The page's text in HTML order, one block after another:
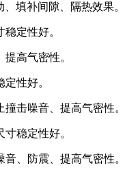
填补间隙、隔热效果。
定性好。
高气密性。
性好。
击噪音、提高气密性。
稳定性好。
、防震、提高气密性。